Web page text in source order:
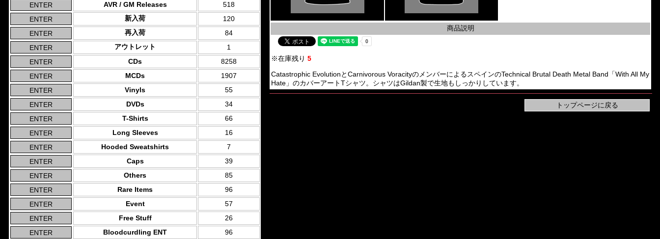
AVR / GM Releases
518
新入荷
120
再入荷
84
アウトレット
1
CDs
8258
MCDs
1907
Vinyls
55
DVDs
34
T-Shirts
66
Long Sleeves
16
Hooded Sweatshirts
7
Caps
39
Others
85
Rare Items
96
Event
57
Free Stuff
26
Bloodcurdling ENT
96
商品説明
※在庫残り 5
Catastrophic EvolutionとCarnivorous VoracityのメンバーによるスペインのTechnical Brutal Death Metal Band「With All My
Hate」のカバーアートTシャツ。シャツはGildan製で生地もしっかりしています。